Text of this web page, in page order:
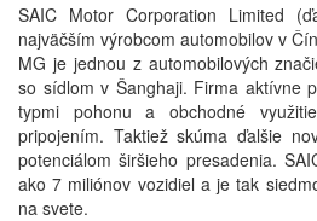
SAIC Motor Corporation Limited
najväčším výrobcom automobilov v
MG je jednou z automobilových
so sídlom v Šanghaji. Firma aktívne
typmi pohonu a obchodné
pripojením. Taktiež skúma ďalšie
potenciálom širšieho presadenia.
ako 7 miliónov vozidiel a je tak
na svete.